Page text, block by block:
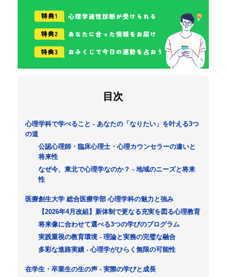
目次
心理学科で学べること - あなたの「なりたい」を叶える3つ
の道
公認心理師・臨床心理士・心理カウンセラーの違いと
将来性
なぜ今、東北で心理学なのか？ - 地域のニーズと将来
性
医療創生大学 総合医療学部 心理学科の魅力と強み
【2026年4月改組】新体制で更なる充実を図る心理教育
将来像に合わせて選べる3つの学びのプログラム
実践重視の教育環境 - 理論と実務の完璧な融合
多彩な進路実績 - 心理学がひらく無限の可能性
在学生・卒業生の生の声 - 実際の学びと成長